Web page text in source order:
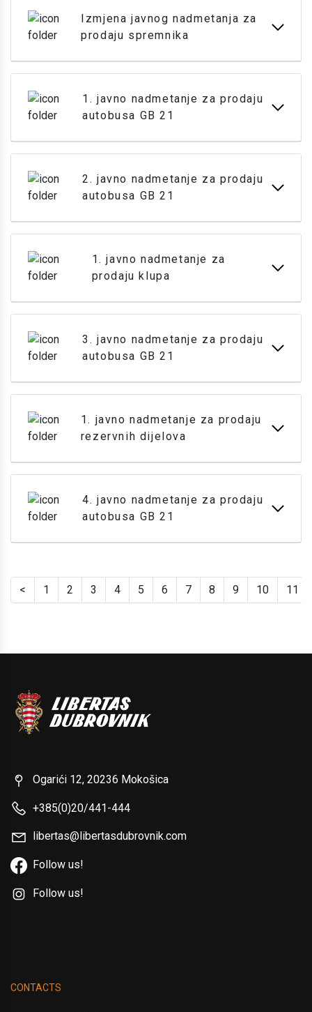
Izmjena javnog nadmetanja za
prodaju spremnika
1. javno nadmetanje za prodaju
autobusa GB 21
2. javno nadmetanje za prodaju
autobusa GB 21
1. javno nadmetanje za
prodaju klupa
3. javno nadmetanje za prodaju
autobusa GB 21
1. javno nadmetanje za prodaju
rezervnih dijelova
4. javno nadmetanje za prodaju
autobusa GB 21
< 1 2 3 4 5 6 7 8 9 10 11
Ogarići 12, 20236 Mokošica
+385(0)20/441-444
libertas@libertasdubrovnik.com
Follow us!
Follow us!
CONTACTS